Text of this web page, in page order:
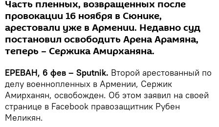
Часть пленных, возвращенных после
провокации 16 ноября в Сюнике,
арестовали уже в Армении. Недавно суд
постановил освободить Арена Арамяна,
теперь – Сержика Амирханяна.
ЕРЕВАН, 6 фев – Sputnik. Второй арестованный по
делу военнопленных в Армении, Сержик
Амирханян, освобожден. Об этом заявил на своей
странице в Facebook правозащитник Рубен
Меликян.